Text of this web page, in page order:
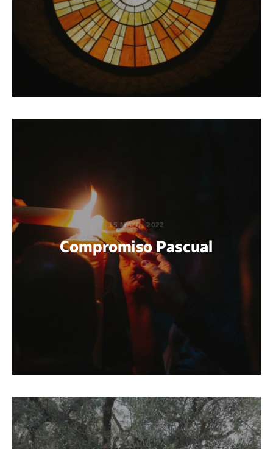
15 MAYO, 2022
Compromiso Pascual
POR JOHN SERGIO REYES LEÓN